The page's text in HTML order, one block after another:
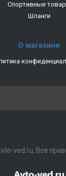
Спортивные
Шланги
О магазине
ved.ru, Все